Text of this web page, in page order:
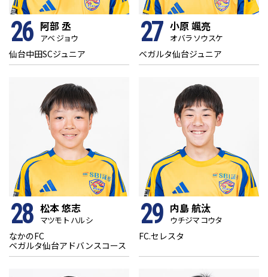
阿部 丞
アベ ジョウ
26
仙台中田SCジュニア
小原 颯亮
オバラ ソウスケ
27
ベガルタ仙台ジュニア
松本 悠志
マツモト ハルシ
28
なかのFC
ベガルタ仙台アドバンスコース
内島 航汰
ウチジマ コウタ
29
FC.セレスタ